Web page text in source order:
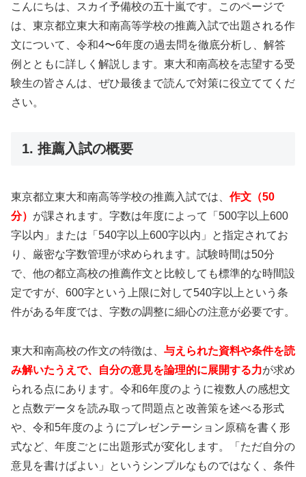
こんにちは、スカイ予備校の五十嵐です。このページで
は、東京都立東大和南高等学校の推薦入試で出題される作
文について、令和4〜6年度の過去問を徹底分析し、解答
例とともに詳しく解説します。東大和南高校を志望する受
験生の皆さんは、ぜひ最後まで読んで対策に役立ててくだ
さい。
1. 推薦入試の概要
東京都立東大和南高等学校の推薦入試では、 作文（50
分） が課されます。字数は年度によって「500字以上600
字以内」または「540字以上600字以内」と指定されてお
り、厳密な字数管理が求められます。試験時間は50分
で、他の都立高校の推薦作文と比較しても標準的な時間設
定ですが、600字という上限に対して540字以上という条
件がある年度では、字数の調整に細心の注意が必要です。
東大和南高校の作文の特徴は、 与えられた資料や条件を読
み解いたうえで、自分の意見を論理的に展開する力が求め
られる点にあります。令和6年度のように複数人の感想文
と点数データを読み取って問題点と改善策を述べる形式
や、令和5年度のようにプレゼンテーション原稿を書く形
式など、年度ごとに出題形式が変化します。「ただ自分の
意見を書けばよい」というシンプルなものではなく、条件